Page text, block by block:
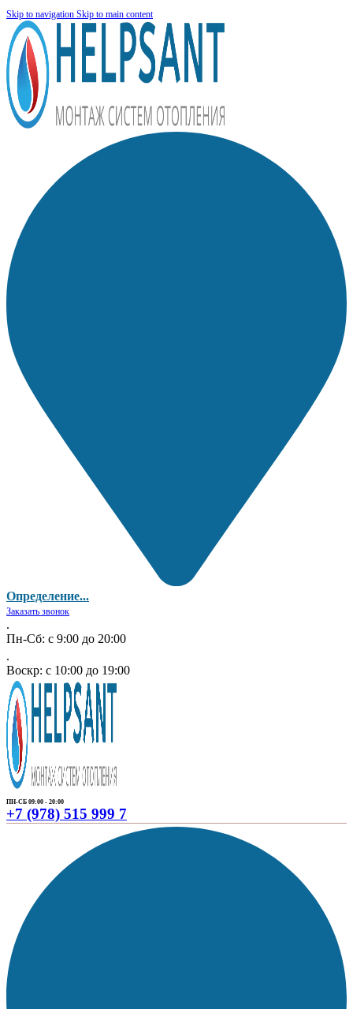
Skip to navigation Skip to main content
Определение...
Заказать звонок
.
Пн-Сб: с 9:00 до 20:00
.
Воскр: с 10:00 до 19:00
ПН-СБ 09:00 - 20:00
+7 (978) 515 999 7